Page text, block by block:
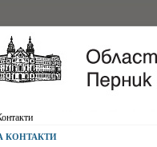
КОНТАКТИ